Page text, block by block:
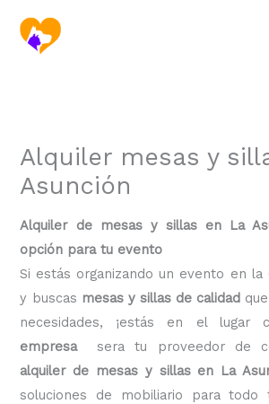
contenido
Alquiler mesas y
Asunción
Alquiler de mesas y sillas en La
opción para tu evento
Si estás organizando un evento en la
y buscas mesas y sillas de calidad
necesidades, ¡estás en el lugar
empresa
sera tu proveedor de
alquiler de mesas y sillas en La
soluciones de mobiliario para todo